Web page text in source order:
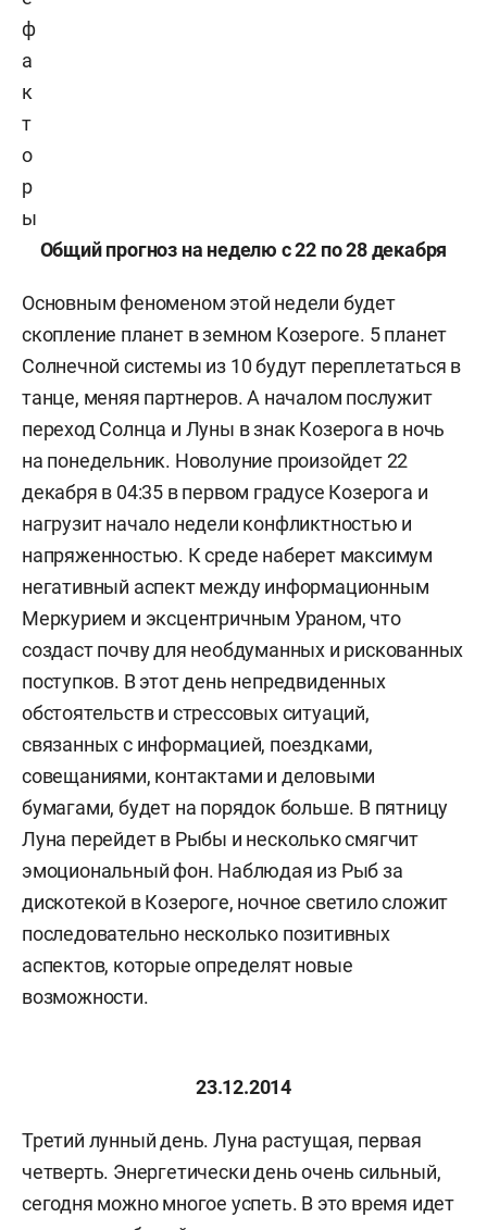
ф
а
к
т
о
р
ы
Общий прогноз на неделю с 22 по 28 декабря
Основным феноменом этой недели будет
скопление планет в земном Козероге. 5 планет
Солнечной системы из 10 будут переплетаться в
танце, меняя партнеров. А началом послужит
переход Солнца и Луны в знак Козерога в ночь
на понедельник. Новолуние произойдет 22
декабря в 04:35 в первом градусе Козерога и
нагрузит начало недели конфликтностью и
напряженностью. К среде наберет максимум
негативный аспект между информационным
Меркурием и эксцентричным Ураном, что
создаст почву для необдуманных и рискованных
поступков. В этот день непредвиденных
обстоятельств и стрессовых ситуаций,
связанных с информацией, поездками,
совещаниями, контактами и деловыми
бумагами, будет на порядок больше. В пятницу
Луна перейдет в Рыбы и несколько смягчит
эмоциональный фон. Наблюдая из Рыб за
дискотекой в Козероге, ночное светило сложит
последовательно несколько позитивных
аспектов, которые определят новые
возможности.
23.12.2014
Третий лунный день. Луна растущая, первая
четверть. Энергетически день очень сильный,
сегодня можно многое успеть. В это время идет